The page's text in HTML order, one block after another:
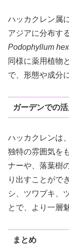
ハッカクレン属
アジアに分布す
Podophyllum
同様に薬用植物
で、形態や成分
ガーデンでの
ハッカクレンは
独特の雰囲気を
ナーや、落葉樹
り出すことがで
シ、ツワブキ、
とで、より一層
まとめ